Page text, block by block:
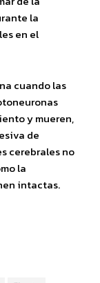
la
en el
cuando las
y mueren,
de
cerebrales no
la
intactas.